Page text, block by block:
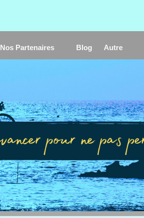
Nos Partenaires Blog Autre